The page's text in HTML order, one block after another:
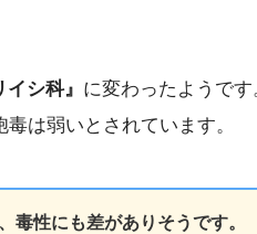
イシ科』 に変わったようで
は弱いとされています。
毒性にも差がありそうです。